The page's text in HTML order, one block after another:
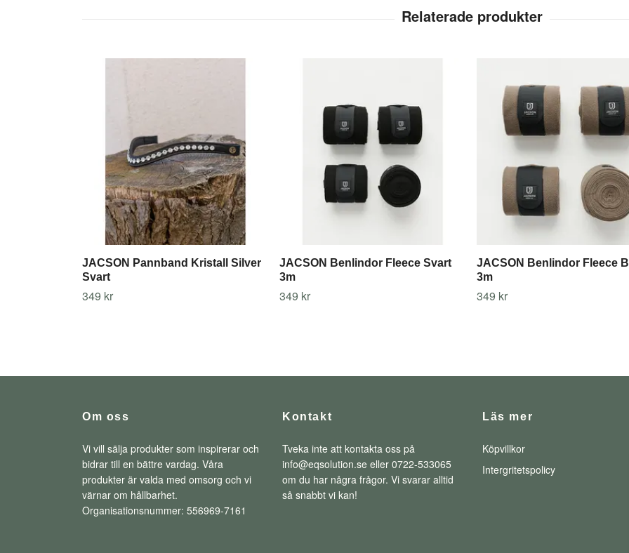
JACSON Pannband Kristall Silver
Svart
349 kr
JACSON Benlindor Fleece Svart
3m
349 kr
JACSON Benlindor Fleece
3m
349 kr
Om oss
Vi vill sälja produkter som inspirerar och
bidrar till en bättre vardag. Våra
produkter är valda med omsorg och vi
värnar om hållbarhet.
Organisationsnummer: 556969-7161
Kontakt
Tveka inte att kontakta oss på
info@eqsolution.se eller 0722-533065
om du har några frågor. Vi svarar alltid
så snabbt vi kan!
Läs mer
Köpvillkor
Intergritetspolicy